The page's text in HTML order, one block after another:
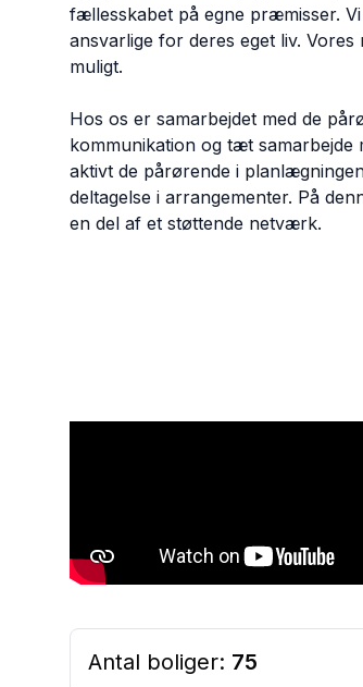
fællesskabet på egne præmisser.
ansvarlige for deres eget liv.
muligt.
Hos os er samarbejdet med de
kommunikation og tæt
aktivt de pårørende i
deltagelse i arrangementer. På
en del af et støttende netværk.
Antal boliger: 75